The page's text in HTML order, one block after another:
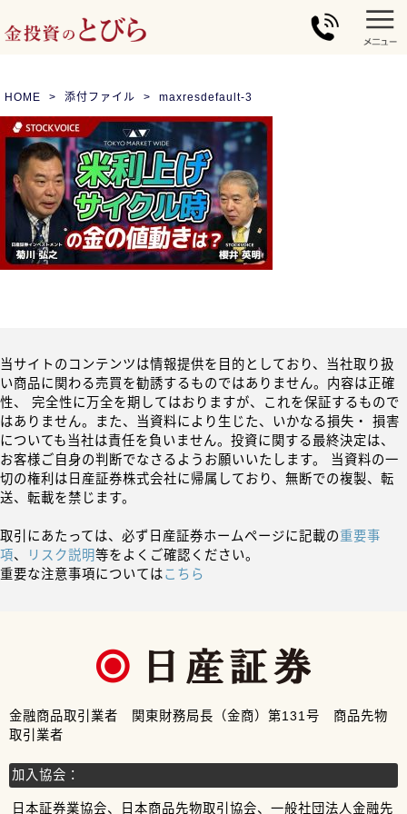
HOME 添付ファイル maxresdefault-3
当サイトのコンテンツは情報提供を目的としており、当社取り扱
い商品に関わる売買を勧誘するものではありません。内容は正確
性、 完全性に万全を期してはおりますが、これを保証するもので
はありません。また、当資料により生じた、いかなる損失・ 損害
についても当社は責任を負いません。投資に関する最終決定は、
お客様ご自身の判断でなさるようお願いいたします。 当資料の一
切の権利は日産証券株式会社に帰属しており、無断での複製、転
送、転載を禁じます。
取引にあたっては、必ず日産証券ホームページに記載の重要事
項、 リスク説明等をよくご確認ください。
重要な注意事項についてはこちら
金融商品取引業者 関東財務局長（金商）第131号 商品先物
取引業者
加入協会：
日本証券業協会、日本商品先物取引協会、一般社団法人金融先